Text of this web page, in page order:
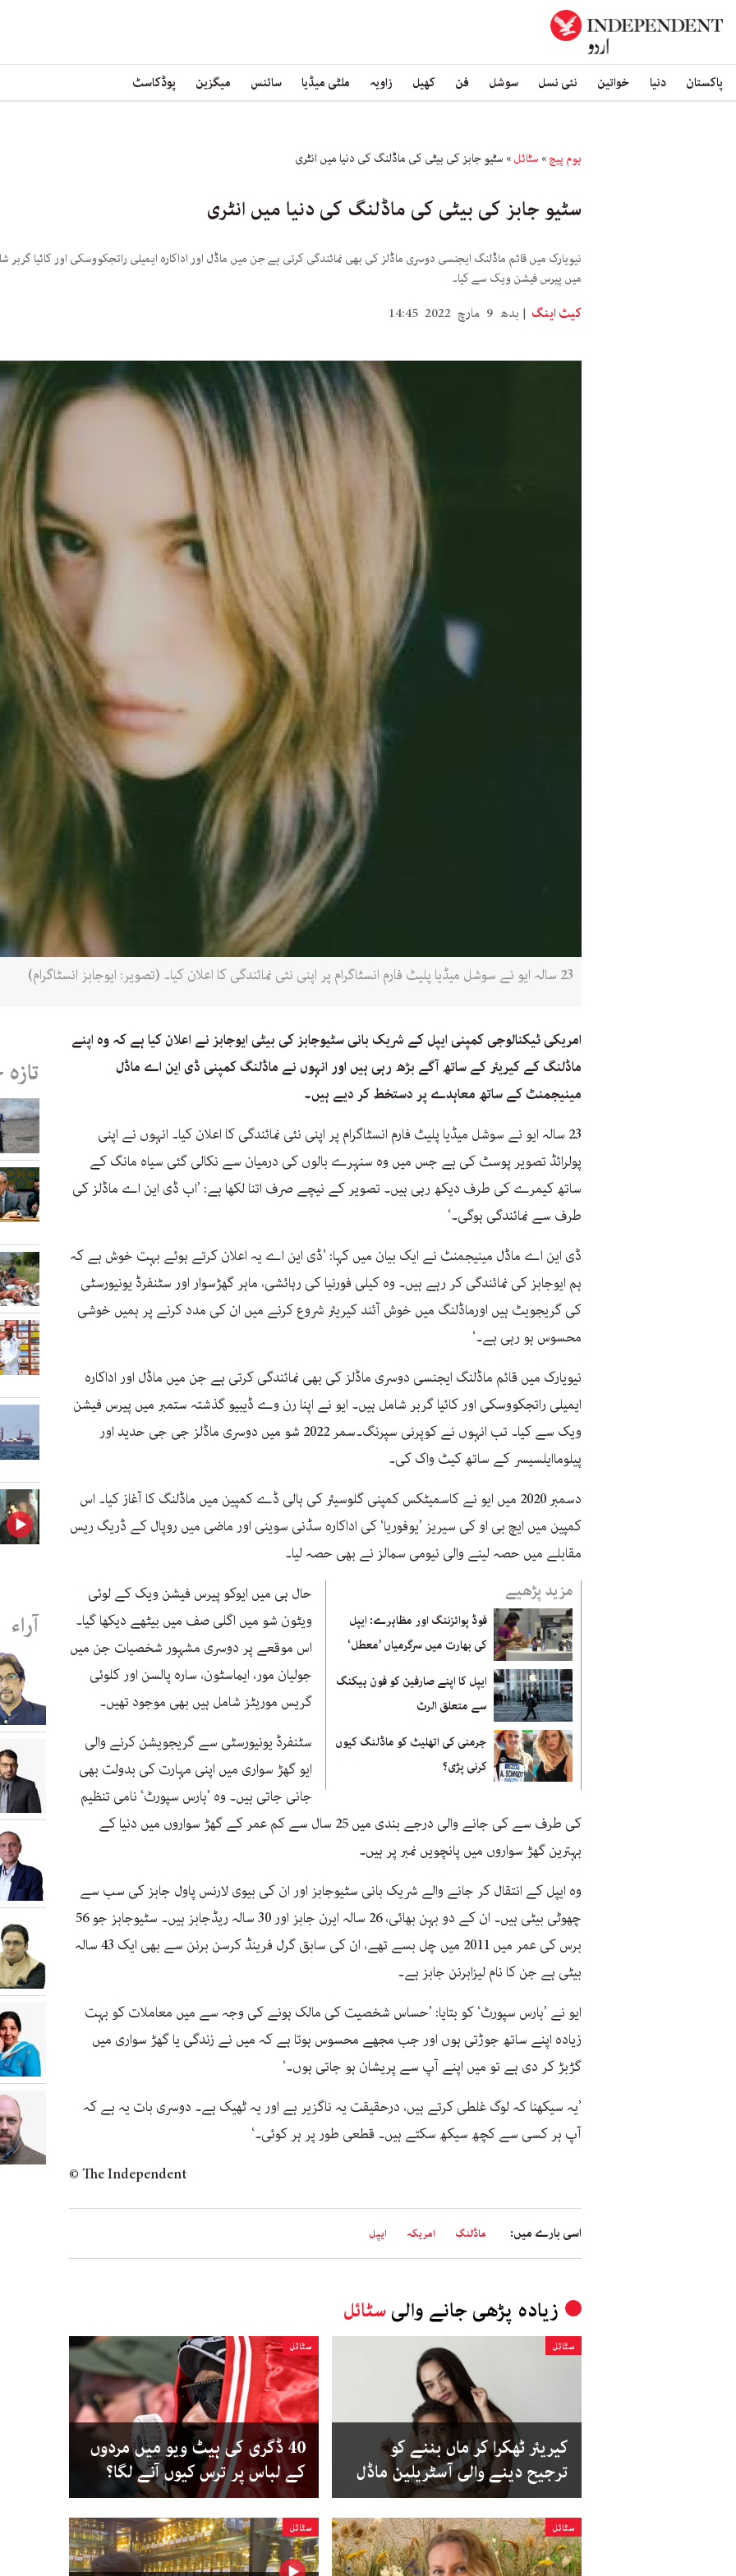
پاکستان دنیا خواتین نئی نسل سوشل فن کھیل زاویہ ملٹی میڈیا سائنس میگزین پوڈکاسٹ
ہوم پیچ» سٹائل» سٹیو جابز کی بیٹی کی ماڈلنگ کی دنیا میں انٹری
سٹیو جابز کی بیٹی کی ماڈلنگ کی دنیا میں انٹری
نیویارک میں قائم ماڈلنگ ایجنسی دوسری ماڈلز کی بھی نمائندگی کرتی ہے جن میں ماڈل اور اداکارہ ایمیلی راتجکووسکی اور کائیا
میں پیرس فیشن ویک سے کیا۔
کیٹ اینگ بدھ 9 مارچ 2022 14:45
23 سالہ ایو نے سوشل میڈیا پلیٹ فارم انسٹاگرام پر اپنی نئی نمائندگی کا اعلان کیا۔ (تصویر: ایوجابز انسٹاگرام)
امریکی ٹیکنالوجی کمپنی ایپل کے شریک بانی سٹیوجابز کی بیٹی ایوجابز نے اعلان کیا ہے کہ وہ اپنے
ماڈلنگ کے کیریئر کے ساتھ آگے بڑھ رہی ہیں اور انہوں نے ماڈلنگ کمپنی ڈی این اے ماڈل
مینیجمنٹ کے ساتھ معاہدے پر دستخط کر دیے ہیں۔
23 سالہ ایو نے سوشل میڈیا پلیٹ فارم انسٹاگرام پر اپنی نئی نمائندگی کا اعلان کیا۔ انہوں نے اپنی
پولرائڈ تصویر پوسٹ کی ہے جس میں وہ سنہرے بالوں کی درمیان سے نکالی گئی سیاہ مانگ کے
ساتھ کیمرے کی طرف دیکھ رہی ہیں۔ تصویر کے نیچے صرف اتنا لکھا ہے: ’اب ڈی این اے ماڈلز کی
طرف سے نمائندگی ہوگی۔‘
ڈی این اے ماڈل مینیجمنٹ نے ایک بیان میں کہا: ’ڈی این اے یہ اعلان کرتے ہوئے بہت خوش ہے کہ
ہم ایوجابز کی نمائندگی کر رہے ہیں۔ وہ کیلی فورنیا کی رہائشی، ماہر گھڑسوار اور سٹنفرڈ یونیورسٹی
کی گریجویٹ ہیں اورماڈلنگ میں خوش آئند کیریئر شروع کرنے میں ان کی مدد کرنے پر ہمیں خوشی
محسوس ہو رہی ہے۔‘
نیویارک میں قائم ماڈلنگ ایجنسی دوسری ماڈلز کی بھی نمائندگی کرتی ہے جن میں ماڈل اور اداکارہ
ایمیلی راتجکووسکی اور کائیا گربر شامل ہیں۔ ایو نے اپنا رن وے ڈیبیو گذشتہ ستمبر میں پیرس فیشن
ویک سے کیا۔ تب انہوں نے کوپرنی سپرنگ۔سمر 2022 شو میں دوسری ماڈلز جی جی حدید اور
پیلوماایلسیسر کے ساتھ کیٹ واک کی۔
دسمبر 2020 میں ایو نے کاسمیٹکس کمپنی گلوسیئر کی ہالی ڈے کمپین میں ماڈلنگ کا آغاز کیا۔ اس
کمپین میں ایچ بی او کی سیریز ’یوفوریا‘ کی اداکارہ سڈنی سوینی اور ماضی میں روپال کے ڈریگ ریس
مقابلے میں حصہ لینے والی نیومی سمالز نے بھی حصہ لیا۔
مزید پڑھیے
فوڈ پوائزننگ اور مظاہرے: ایپل
کی بھارت میں سرگرمیاں ’معطل‘
ایپل کا اپنے صارفین کو فون ہیکنگ
سے متعلق الرٹ
جرمنی کی اتھلیٹ کو ماڈلنگ کیوں
کرنی پڑی؟
حال ہی میں ایوکو پیرس فیشن ویک کے لوئی
ویٹون شو میں اگلی صف میں بیٹھے دیکھا گیا۔
اس موقعے پر دوسری مشہور شخصیات جن میں
جولیان مور، ایماسٹون، سارہ پالسن اور کلوئی
گریس موریٹز شامل ہیں بھی موجود تھیں۔
سٹنفرڈ یونیورسٹی سے گریجویشن کرنے والی
ایو گھڑ سواری میں اپنی مہارت کی بدولت بھی
جانی جاتی ہیں۔ وہ ’ہارس سپورٹ‘ نامی تنظیم
کی طرف سے کی جانے والی درجے بندی میں 25 سال سے کم عمر کے گھڑ سواروں میں دنیا کے
بہترین گھڑ سواروں میں پانچویں نمبر پر ہیں۔
وہ ایپل کے انتقال کر جانے والے شریک بانی سٹیوجابز اور ان کی بیوی لارنس پاول جابز کی سب سے
چھوٹی بیٹی ہیں۔ ان کے دو بہن بھائی، 26 سالہ ایرن جابز اور 30 سالہ ریڈجابز ہیں۔ سٹیوجابز جو 56
برس کی عمر میں 2011 میں چل بسے تھے، ان کی سابق گرل فرینڈ کرسن برنن سے بھی ایک 43 سالہ
بیٹی ہے جن کا نام لیزابرنن جابز ہے۔
ایو نے ’ہارس سپورٹ‘ کو بتایا: ’حساس شخصیت کی مالک ہونے کی وجہ سے میں معاملات کو بہت
زیادہ اپنے ساتھ جوڑتی ہوں اور جب مجھے محسوس ہوتا ہے کہ میں نے زندگی یا گھڑ سواری میں
گڑبڑ کر دی ہے تو میں اپنے آپ سے پریشان ہو جاتی ہوں۔‘
’یہ سیکھنا کہ لوگ غلطی کرتے ہیں، درحقیقت یہ ناگزیر ہے اور یہ ٹھیک ہے۔ دوسری بات یہ ہے کہ
آپ ہر کسی سے کچھ سیکھ سکتے ہیں۔ قطعی طور پر ہر کوئی۔‘
© The Independent
اسی بارے میں: ماڈلنگ امریکہ ایپل
زیادہ پڑھی جانے والی سٹائل
سٹائل
کیریئر ٹھکرا کر ماں بننے کو
ترجیح دینے والی آسٹریلین ماڈل
سٹائل
40 ڈگری کی ہیٹ ویو میں مردوں
کے لباس پر ترس کیوں آنے لگا؟
سٹائل سٹائل
آراء